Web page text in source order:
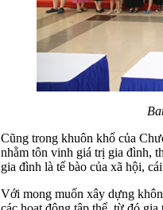
Cũng trong khuôn khổ của
nhằm tôn vinh giá trị gia đình,
gia đình là tế bào của xã hội,
Với mong muốn xây dựng